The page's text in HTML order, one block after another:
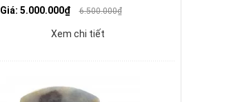
Giá: 5.000.000₫
6.500.000₫
Xem chi tiết